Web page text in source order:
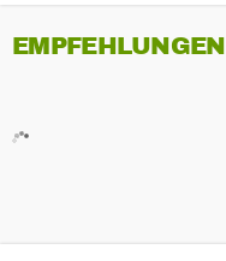
EMPFEHLUNGEN